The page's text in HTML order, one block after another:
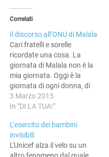
Correlati
Il discorso all’ONU di Malala
Cari fratelli e sorelle
ricordate una cosa. La
giornata di Malala non è la
mia giornata. Oggi è la
giornata di ogni donna, di
ogni bambino, di ogni
bambina che ha alzato la
diritti. Ci sono centinaia di
attivisti e di assistenti
sociali che non…
3 Marzo 2015
In "DI LA TUA!"
L’esercito dei bambini
invisibili
L'Unicef alza il velo su un
altro fenomeno dal quale